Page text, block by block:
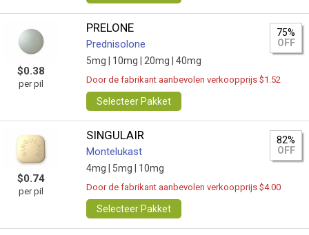
$0.38
per pil
PRELONE
Prednisolone
5mg | 10mg | 20mg | 40mg
75%
OFF
Door de fabrikant aanbevolen verkoopprijs $1.52
Selecteer Pakket
$0.74
per pil
SINGULAIR
Montelukast
4mg | 5mg | 10mg
82%
OFF
Door de fabrikant aanbevolen verkoopprijs $4.00
Selecteer Pakket